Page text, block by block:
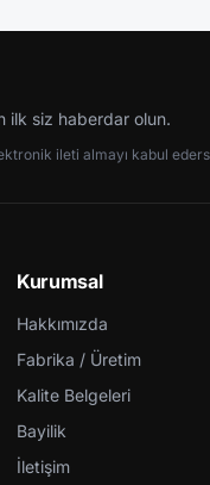
ilk siz haberdar olun.
ileti almayı kabul
Kurumsal
Hakkımızda
Fabrika / Üretim
Kalite Belgeleri
Bayilik
İletişim